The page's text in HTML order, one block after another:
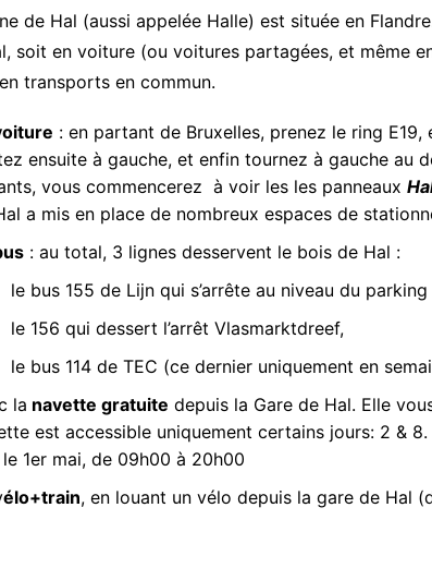
de Hal (aussi appelée Halle) est située en
soit en voiture (ou voitures partagées, et même
transports en commun.
: en partant de Bruxelles, prenez le ring
ensuite à gauche, et enfin tournez à gauche au
vous commencerez à voir les les panneaux
a mis en place de nombreux espaces de
: au total, 3 lignes desservent le bois de Hal :
le bus 155 de Lijn qui s’arrête au niveau du parking
le 156 qui dessert l’arrêt Vlasmarktdreef,
le bus 114 de TEC (ce dernier uniquement en
la navette gratuite depuis la Gare de Hal. Elle
est accessible uniquement certains jours: 2 &
1er mai, de 09h00 à 20h00
élo+train, en louant un vélo depuis la gare de Hal